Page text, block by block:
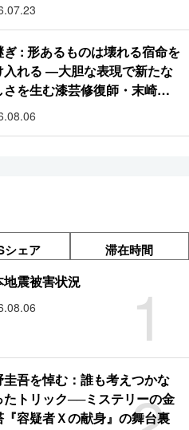
ぎ : 形あるものは壊れる宿命を
入れる ―大胆な表現で新たな
さを生む漆芸修復師・末崎広
シェア 滞在時間
1
地震被害状況
圭吾を悼む：誰も考えつかな
たトリック──ミステリーの金
『容疑者Ｘの献身』の舞台裏